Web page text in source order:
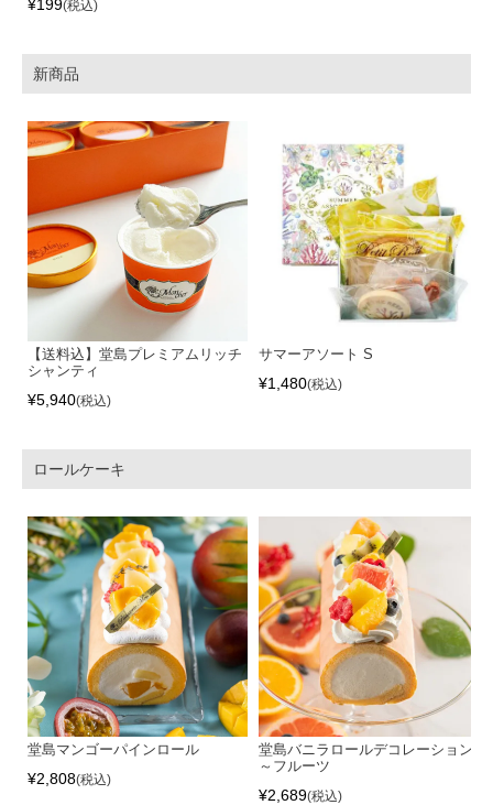
¥199 税込
新商品
【送料込】堂島プレミアムリッチ
シャンティ
¥5,940 税込
サマーアソート S
¥1,480 税込
ロールケーキ
堂島マンゴーパインロール
¥2,808 税込
堂島バニラロールデコレーション
～フルーツ
¥2,689 税込